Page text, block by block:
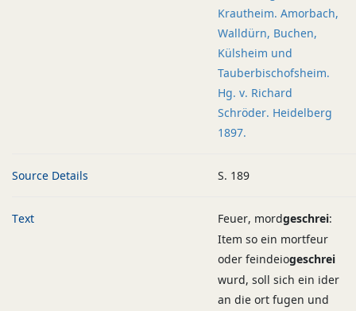
Krautheim. Amorbach,
Walldürn, Buchen,
Külsheim und
Tauberbischofsheim.
Hg. v. Richard
Schröder. Heidelberg
1897.
Source Details S. 189
Text Feuer, mordgeschrei:
Item so ein mortfeur
oder feindeiogeschrei
wurd, soll sich ein ider
an die ort fugen und